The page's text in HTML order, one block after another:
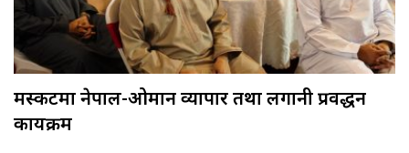
मस्कटमा नेपाल-ओमान व्यापार तथा लगानी प्रवर्द्धन
कार्यक्रम